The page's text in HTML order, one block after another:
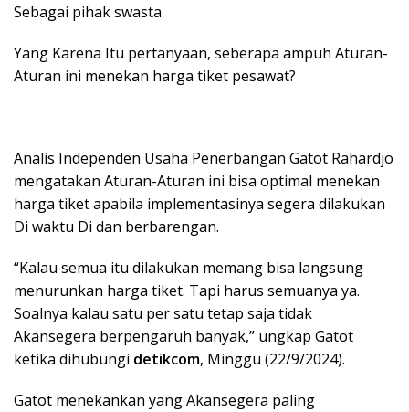
Sebagai pihak swasta.
Yang Karena Itu pertanyaan, seberapa ampuh Aturan-
Aturan ini menekan harga tiket pesawat?
Analis Independen Usaha Penerbangan Gatot Rahardjo
mengatakan Aturan-Aturan ini bisa optimal menekan
harga tiket apabila implementasinya segera dilakukan
Di waktu Di dan berbarengan.
“Kalau semua itu dilakukan memang bisa langsung
menurunkan harga tiket. Tapi harus semuanya ya.
Soalnya kalau satu per satu tetap saja tidak
Akansegera berpengaruh banyak,” ungkap Gatot
ketika dihubungi detikcom, Minggu (22/9/2024).
Gatot menekankan yang Akansegera paling